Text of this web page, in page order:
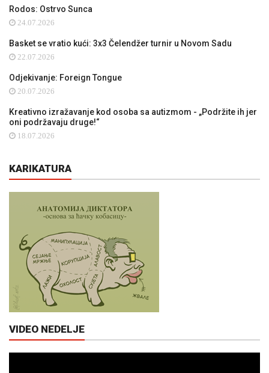
Rodos: Ostrvo Sunca
24.07.2026
Basket se vratio kući: 3x3 Čelendžer turnir u Novom Sadu
22.07.2026
Odjekivanje: Foreign Tongue
20.07.2026
Kreativno izražavanje kod osoba sa autizmom - „Podržite ih jer
oni podržavaju druge!“
18.07.2026
KARIKATURA
VIDEO NEDELJE